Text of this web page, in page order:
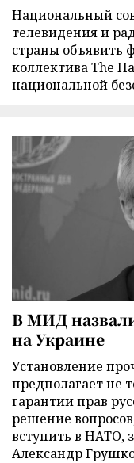
Национальный
телевидения и
страны объявить
коллектива The
национальной
В МИД
на Украине
Установление
предполагает не
гарантии прав
решение
вступить в НАТО,
Александр